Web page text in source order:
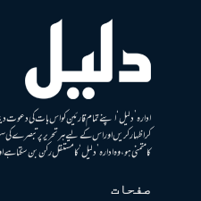
ادارہ ’دلیل‘ اپنے تمام قارئین کو اس بات کی دعوت
کر اظہار کریں اور اس کے لیے ہر تحریر پر تبصرے
کا متمنی ہو، وہ ادارہ ’دلیل‘ کا مستقل رکن بن سکتا
صفحات